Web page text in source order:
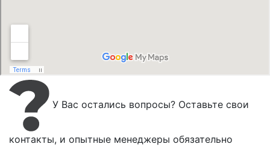
У Вас остались вопросы? Оставьте свои
контакты, и опытные менеджеры обязательно